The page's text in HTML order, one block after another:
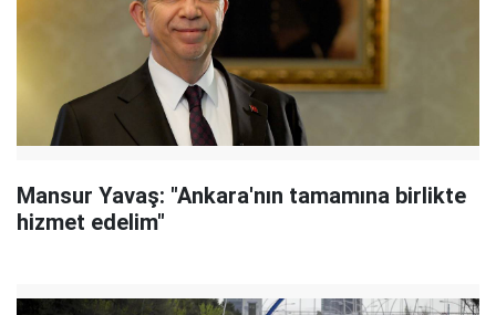
Mansur Yavaş: "Ankara'nın tamamına birlikte
hizmet edelim"